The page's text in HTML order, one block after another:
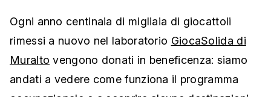
Ogni anno centinaia di migliaia di giocattoli
rimessi a nuovo nel laboratorio GiocaSolida di
Muralto vengono donati in beneficenza: siamo
andati a vedere come funziona il programma